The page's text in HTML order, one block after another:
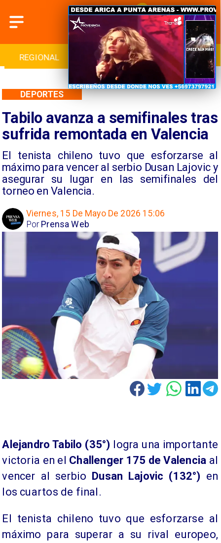
INTERNACIONAL DEPORTES CULTURA
Tabilo avanza a semifinales tras
sufrida remontada en Valencia
El tenista chileno tuvo que esforzarse al
máximo para vencer al serbio Dusan Lajovic y
asegurar su lugar en las semifinales del
torneo en Valencia.
DEPORTES
Viernes, 15 De Mayo De 2026 15:06
Prensa Web
Por
Alejandro Tabilo (35°) logra una importante
victoria en el Challenger 175 de Valencia al
vencer al serbio Dusan Lajovic (132°) en
los cuartos de final.
El tenista chileno tuvo que esforzarse al
máximo para superar a su rival europeo,